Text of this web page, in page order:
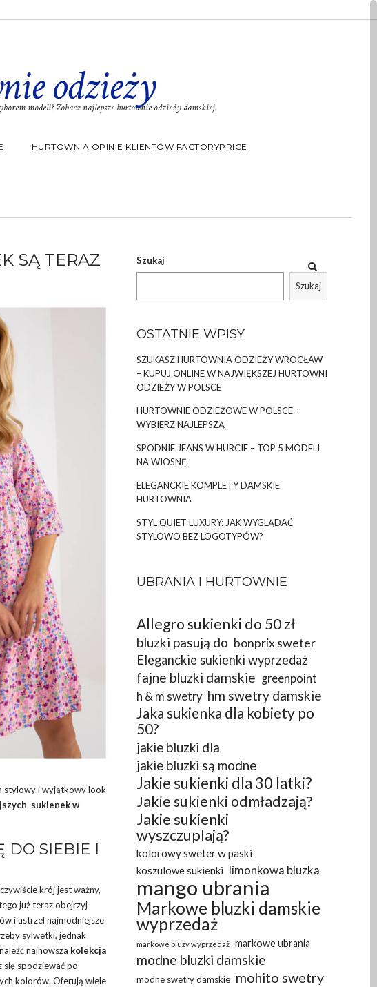
odzieży
modeli? Zobacz najlepsze hurtownie odzieży damskiej.
HURTOWNIA OPINIE KLIENTÓW FACTORYPRICE
SĄ TERAZ
stylowy i wyjątkowy look
sukienek w
DO SIEBIE I
krój jest ważny,
już teraz obejrzyj
i ustrzel najmodniejsze
sylwetki, jednak
najnowsza kolekcja
się spodziewać po
kolorów. Oferują wiele
Szukaj
Szukaj
OSTATNIE WPISY
SZUKASZ HURTOWNIA ODZIEŻY WROCŁAW
– KUPUJ ONLINE W NAJWIĘKSZEJ HURTOWNI
ODZIEŻY W POLSCE
HURTOWNIE ODZIEŻOWE W POLSCE –
WYBIERZ NAJLEPSZĄ
SPODNIE JEANS W HURCIE – TOP 5 MODELI
NA WIOSNĘ
ELEGANCKIE KOMPLETY DAMSKIE
HURTOWNIA
STYL QUIET LUXURY: JAK WYGLĄDAĆ
STYLOWO BEZ LOGOTYPÓW?
UBRANIA I HURTOWNIE
Allegro sukienki do 50 zł
bluzki pasują do bonprix sweter
Eleganckie sukienki wyprzedaż
fajne bluzki damskie greenpoint
h & m swetry hm swetry damskie
Jaka sukienka dla kobiety po
50?
jakie bluzki dla
jakie bluzki są modne
Jakie sukienki dla 30 latki?
Jakie sukienki odmładzają?
Jakie sukienki
wyszczuplają?
kolorowy sweter w paski
koszulowe sukienki limonkowa bluzka
mango ubrania
Markowe bluzki damskie
wyprzedaż
markowe bluzy wyprzedaż markowe ubrania
modne bluzki damskie
modne swetry damskie mohito swetry